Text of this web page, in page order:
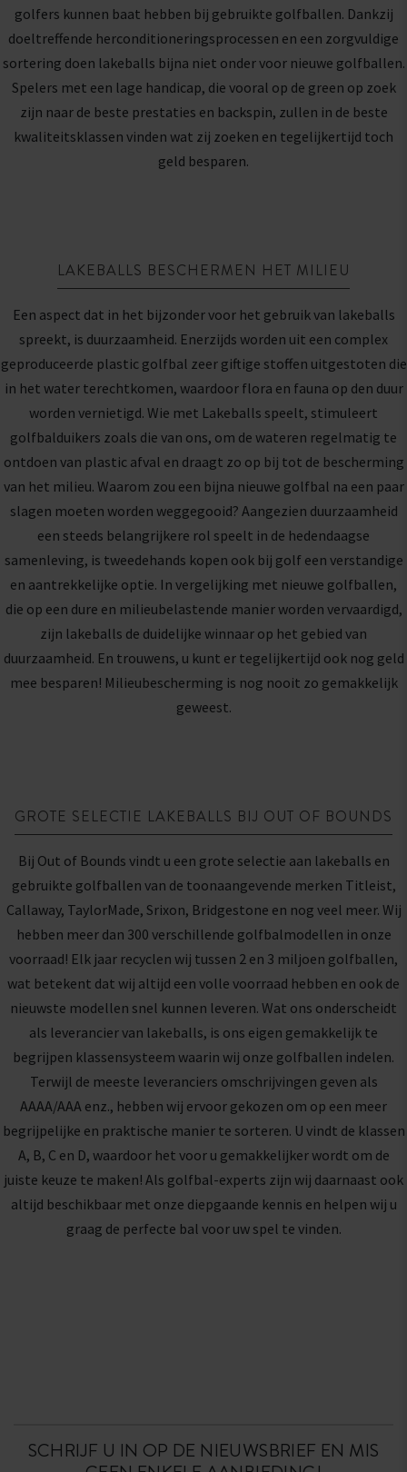
golfers kunnen baat hebben bij gebruikte golfballen. Dankzij
doeltreffende herconditioneringsprocessen en een zorgvuldige
sortering doen lakeballs bijna niet onder voor nieuwe golfballen.
Spelers met een lage handicap, die vooral op de green op zoek
zijn naar de beste prestaties en backspin, zullen in de beste
kwaliteitsklassen vinden wat zij zoeken en tegelijkertijd toch
geld besparen.
LAKEBALLS BESCHERMEN HET MILIEU
Een aspect dat in het bijzonder voor het gebruik van lakeballs
spreekt, is duurzaamheid. Enerzijds worden uit een complex
geproduceerde plastic golfbal zeer giftige stoffen uitgestoten die
in het water terechtkomen, waardoor flora en fauna op den duur
worden vernietigd. Wie met Lakeballs speelt, stimuleert
golfbalduikers zoals die van ons, om de wateren regelmatig te
ontdoen van plastic afval en draagt zo op bij tot de bescherming
van het milieu. Waarom zou een bijna nieuwe golfbal na een paar
slagen moeten worden weggegooid? Aangezien duurzaamheid
een steeds belangrijkere rol speelt in de hedendaagse
samenleving, is tweedehands kopen ook bij golf een verstandige
en aantrekkelijke optie. In vergelijking met nieuwe golfballen,
die op een dure en milieubelastende manier worden vervaardigd,
zijn lakeballs de duidelijke winnaar op het gebied van
duurzaamheid. En trouwens, u kunt er tegelijkertijd ook nog geld
mee besparen! Milieubescherming is nog nooit zo gemakkelijk
geweest.
GROTE SELECTIE LAKEBALLS BIJ OUT OF BOUNDS
Bij Out of Bounds vindt u een grote selectie aan lakeballs en
gebruikte golfballen van de toonaangevende merken Titleist,
Callaway, TaylorMade, Srixon, Bridgestone en nog veel meer. Wij
hebben meer dan 300 verschillende golfbalmodellen in onze
voorraad! Elk jaar recyclen wij tussen 2 en 3 miljoen golfballen,
wat betekent dat wij altijd een volle voorraad hebben en ook de
nieuwste modellen snel kunnen leveren. Wat ons onderscheidt
als leverancier van lakeballs, is ons eigen gemakkelijk te
begrijpen klassensysteem waarin wij onze golfballen indelen.
Terwijl de meeste leveranciers omschrijvingen geven als
AAAA/AAA enz., hebben wij ervoor gekozen om op een meer
begrijpelijke en praktische manier te sorteren. U vindt de klassen
A, B, C en D, waardoor het voor u gemakkelijker wordt om de
juiste keuze te maken! Als golfbal-experts zijn wij daarnaast ook
altijd beschikbaar met onze diepgaande kennis en helpen wij u
graag de perfecte bal voor uw spel te vinden.
SCHRIJF U IN OP DE NIEUWSBRIEF EN MIS